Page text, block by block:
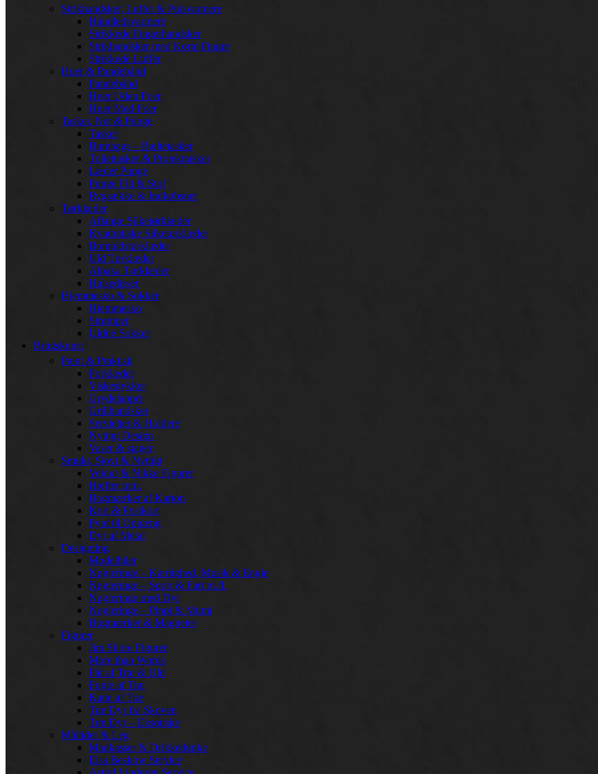
Strikhandsker, Luffer & Pulsvarmere
Håndledsvarmere
Strikkede Fingerhandsker
Strikhandsker med Korte Fingre
Strikkede Luffer
Huer & Pandebånd
Pandebånd
Huer Uden Foer
Huer Med Foer
Tasker, Net & Punge
Tasker
Bumbags – Bæltetasker
Toilettasker & Projekttasker
Læder Punge
Punge Filt & Stof
Rygsække & Indkøbsnet
Tørklæder
Aflange Silketørklæder
Kvadratiske Silketørklæder
Bomuldstørklæder
Uld Tørklæder
Alpaka Tørklæder
Halsedisser
Hjemmesko & Sokker
Hjemmesko
Strømper
Uldne Sokker
Brugskunst
Pænt & Praktisk
Forklæder
Viskestykker
Grydelapper
Grillhandsker
Servietter & Holdere
Nyttigt Design
Vaser & stager
Smukt, Sjovt & Nyttigt
Velour & Nikke Figurer
Hæfter mm.
Bogmærker af Karton
Kort & Postkort
Pynt til Ophæng
Dyr af Metal
Designting
Modelbiler
Nøgleringe – Kærlighed, Musik & Engle
Nøgleringe – Sport & Fart m.fl.
Nøgleringe med Dyr
Nøgleringe – Pippi & Mumi
Bogmærker & Magneter
Figurer
Jim Shore Figurer
More than Words
Får af Træ & Uld
Fugle af Træ
Katte af Træ
Træ Dyr fra Skoven
Træ Dyr – Eksotiske
Måltider & Leg
Madkasser & Drikkedunke
Elsa Beskow Service